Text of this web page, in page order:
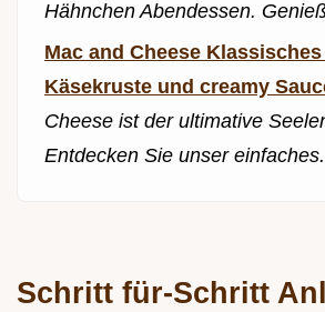
Hähnchen Abendessen.
Mac and Cheese
Käsekruste und creamy
Cheese ist der ultimative
Entdecken Sie unser
Schritt für-Schritt